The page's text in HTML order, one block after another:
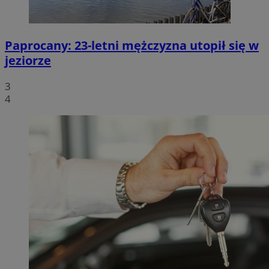
Paprocany: 23-letni mężczyzna utopił się w
jeziorze
3
4